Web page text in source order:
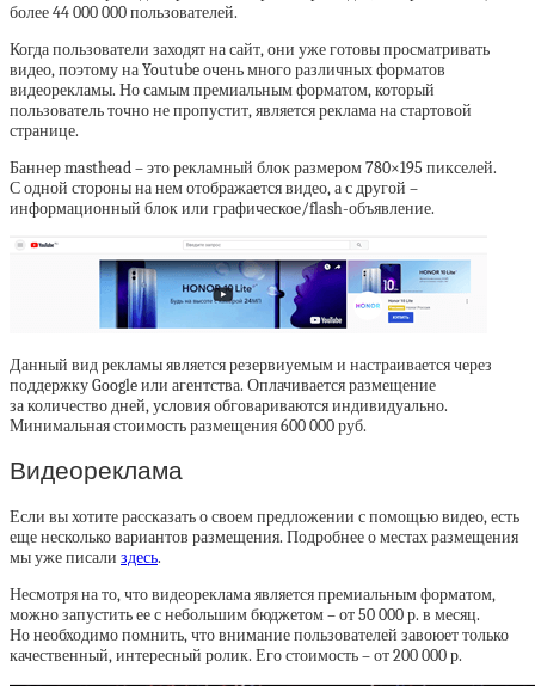
более 44 000 000 пользователей.
Когда пользователи заходят на сайт, они уже готовы просматривать
видео, поэтому на Youtube очень много различных форматов
видеорекламы. Но самым премиальным форматом, который
пользователь точно не пропустит, является реклама на стартовой
странице.
Баннер masthead – это рекламный блок размером 780×195 пикселей.
С одной стороны на нем отображается видео, а с другой –
информационный блок или графическое/flash-объявление.
Данный вид рекламы является резервиуемым и настраивается через
поддержку Google или агентства. Оплачивается размещение
за количество дней, условия обговариваются индивидуально.
Минимальная стоимость размещения 600 000 руб.
Видеореклама
Если вы хотите рассказать о своем предложении с помощью видео, есть
еще несколько вариантов размещения. Подробнее о местах размещения
мы уже писали здесь.
Несмотря на то, что видеореклама является премиальным форматом,
можно запустить ее с небольшим бюджетом – от 50 000 р. в месяц.
Но необходимо помнить, что внимание пользователей завоюет только
качественный, интересный ролик. Его стоимость – от 200 000 р.